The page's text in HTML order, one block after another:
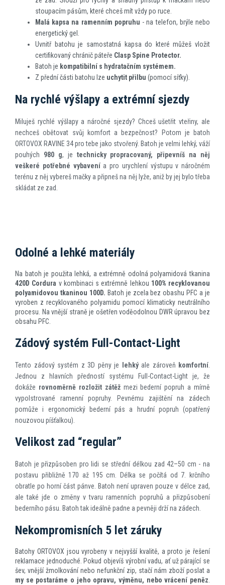
stoupacím pásům, které chceš mít vždy po ruce.
Malá kapsa na ramenním popruhu - na telefon, brýle nebo
energetický gel.
Uvnitř batohu je samostatná kapsa do které můžeš vložit
certifikovaný chránič páteře Clasp Spine Protector.
Batoh je kompatibilní s hydratačním systémem.
Z přední části batohu lze uchytit přilbu (pomocí síťky).
Na rychlé výšlapy a extrémní sjezdy
Miluješ rychlé výšlapy a náročné sjezdy? Chceš ušetřit vteřiny, ale
nechceš obětovat svůj komfort a bezpečnost? Potom je batoh
ORTOVOX RAVINE 34 pro tebe jako stvořený. Batoh je velmi lehký, váží
pouhých 980 g, je technicky propracovaný, připevníš na něj
veškeré potřebné vybavenía pro urychlení výstupu v náročném
terénu z něj vybereš mačky a připneš na něj lyže, aniž by jej bylo třeba
skládat ze zad.
Odolné a lehké materiály
Na batoh je použita lehká, a extrémně odolná polyamidová tkanina
420D Cordura v kombinaci s extrémně lehkou 100% recyklovanou
polyamidovou tkaninou 100D. Batoh je zcela bez obashu PFC a je
vyroben z recyklovaného polyamidu pomocí klimaticky neutrálního
procesu. Na vnější straně je ošetřen voděodolnou DWR úpravou bez
obsahu PFC.
Zádový systém Full-Contact-Light
Tento zádový systém z 3D pěny je lehkýale zároveň komfortní
Jednou z hlavních předností systému Full-Contact-Light je, že
dokáže rovnoměrně rozložit zátěžmezi bederní popruh a mírně
vypolstrované ramenní popruhy. Pevnému zajištění na zádech
pomůže i ergonomický bederní pás a hrudní popruh (opatřený
nouzovou píšťalkou).
Velikost zad “regular”
Batoh je přizpůsoben pro lidi se střední délkou zad 42–50 cm - na
postavu přibližně 170 až 195 cm. Délka se počítá od 7. krčního
obratle po horní část pánve. Batoh není upraven pouze v délce zad,
ale také jde o změny v tvaru ramenních popruhů a přizpůsobení
bederního pásu. Batoh tak ideálně padne a pevněji drží na zádech.
Nekompromisních 5 let záruky
Batohy ORTOVOX jsou vyrobeny v nejvyšší kvalitě, a proto je řešení
reklamace jednoduché. Pokud objevíš výrobní vadu, ať už párající se
šev, vnější žmolkování nebo nefunkční zip, stačí nám zboží poslat a
my se postaráme o jeho opravu, výměnu, nebo vrácení peněz